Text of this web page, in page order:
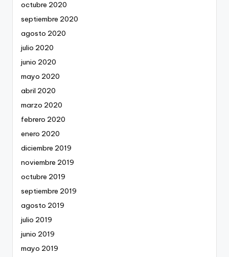
octubre 2020
septiembre 2020
agosto 2020
julio 2020
junio 2020
mayo 2020
abril 2020
marzo 2020
febrero 2020
enero 2020
diciembre 2019
noviembre 2019
octubre 2019
septiembre 2019
agosto 2019
julio 2019
junio 2019
mayo 2019